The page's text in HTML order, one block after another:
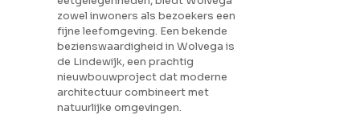
zowel inwoners als bezoekers een
fijne leefomgeving. Een bekende
bezienswaardigheid in Wolvega is
de Lindewijk, een prachtig
nieuwbouwproject dat moderne
architectuur combineert met
natuurlijke omgevingen.